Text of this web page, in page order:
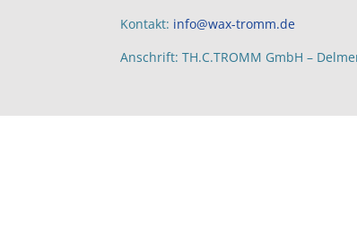
Kontakt: info@wax-tromm.de
Anschrift: TH.C.TROMM GmbH –